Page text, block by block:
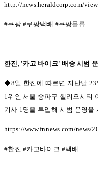
http://news.heraldcorp.com/
#쿠팡#쿠팡택배 #쿠팡물류
한진, '카고 바이크'배송 시범
◆8일 한진에 따르면 지난달23
1위인 서울 송파구 헬리오시티
기사 1명을 투입해 시범 운영을
https://www.fnnews.com/news/
#한진#카고바이크 #택배